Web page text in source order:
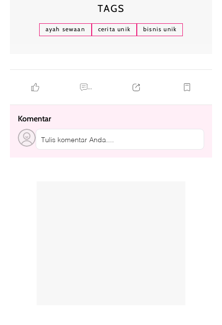
TAGS
ayah sewaan cerita unik bisnis unik
...
Komentar
Tulis komentar Anda....